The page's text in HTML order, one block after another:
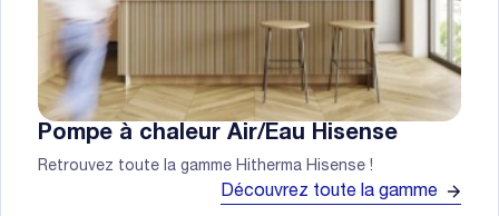
Pompe à chaleur Air/Eau Hisense
Retrouvez toute la gamme Hitherma Hisense !
Découvrez toute la gamme